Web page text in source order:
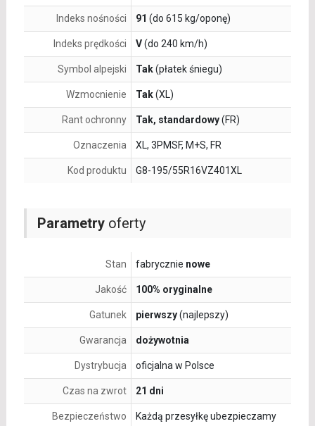
Parametryoferty
Stan fabrycznie nowe
Jakość 100% oryginalne
Gatunek pierwszy(najlepszy)
Gwarancja dożywotnia
Dystrybucja oficjalna w Polsce
Czas na zwrot 21 dni
Bezpieczeństwo
Każdą przesyłkę ubezpieczamy
Indeks nośności 91 (do 615 kg/oponę)
Indeks prędkości V(do 240 km/h)
Symbol alpejski Tak(płatek śniegu)
Wzmocnienie Tak(XL)
Rant ochronny Tak, standardowy(FR)
Oznaczenia XL, 3PMSF, M+S, FR
Kod produktu G8-195/55R16VZ401XL